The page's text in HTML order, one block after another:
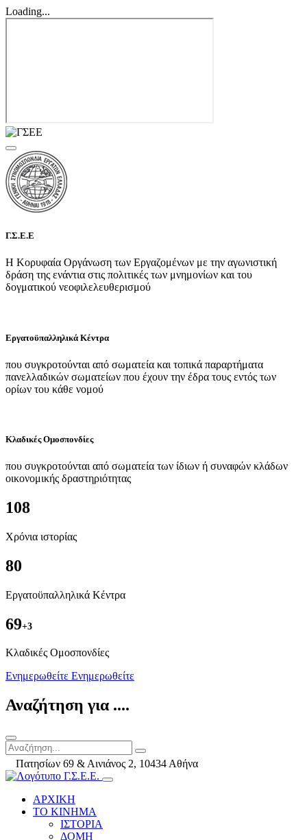
Loading...
Γ.Σ.Ε.Ε
Η Κορυφαία Οργάνωση των Εργαζομένων με την αγωνιστική
δράση της ενάντια στις πολιτικές των μνημονίων και του
δογματικού νεοφιλελευθερισμού
Εργατοϋπαλληλικά Κέντρα
που συγκροτούνται από σωματεία και τοπικά παραρτήματα
πανελλαδικών σωματείων που έχουν την έδρα τους εντός των
ορίων του κάθε νομού
Κλαδικές Ομοσπονδίες
που συγκροτούνται από σωματεία των ίδιων ή συναφών κλάδων
οικονομικής δραστηριότητας
108
Χρόνια ιστορίας
80
Εργατοϋπαλληλικά Κέντρα
69+3
Kλαδικές Ομοσπονδίες
Ενημερωθείτε Ενημερωθείτε
Αναζήτηση για ....
Πατησίων 69 & Αινιάνος 2, 10434 Αθήνα
ΑΡΧΙΚΗ
ΤΟ ΚΙΝΗΜΑ
ΙΣΤΟΡΙΑ
ΔΟΜΗ